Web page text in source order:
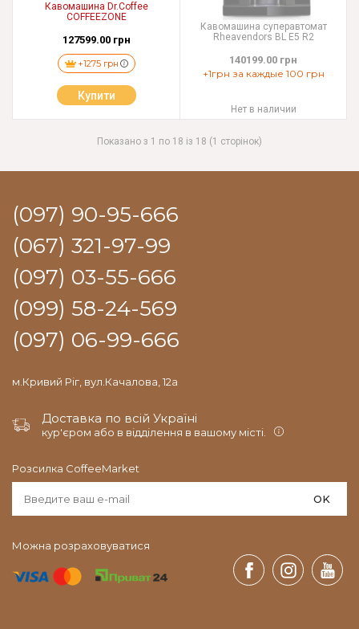
Кавомашина Dr.Coffee
COFFEEZONE
127599.00 грн
+1275 грн
Купити
Кавомашина суперавтомат
Rheavendors BL E5 R2
140199.00 грн
+1грн за каждые 100 грн
Нет в наличии
Показано з 1 по 18 із 18 (1 сторінок)
(097) 90-95-666
(067) 321-97-99
(097) 03-55-666
(099) 58-24-569
(097) 06-99-666
м.Кривий Ріг, вул.Качалова, 12а
Доставка по всій Україні
кур'єром або в відділення в вашому місті.
Розсилка CoffeeMarket
OK
Можна розраховуватися